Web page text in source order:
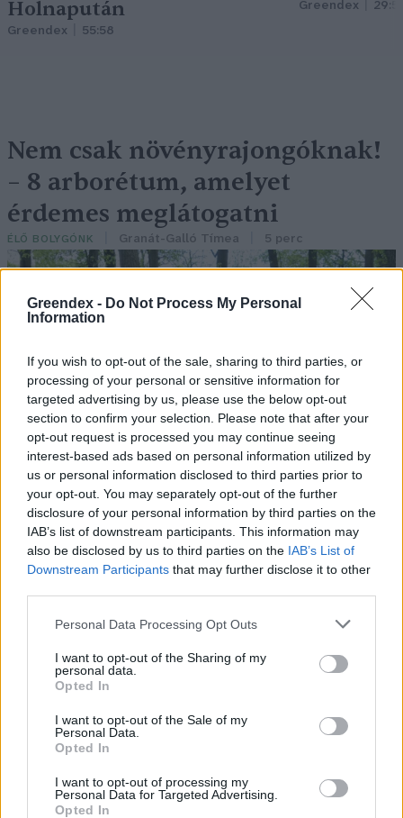
Greendex - Do Not Process My Personal
Information
If you wish to opt-out of the sale, sharing to third parties, or
processing of your personal or sensitive information for
targeted advertising by us, please use the below opt-out
section to confirm your selection. Please note that after your
opt-out request is processed you may continue seeing
interest-based ads based on personal information utilized by
us or personal information disclosed to third parties prior to
your opt-out. You may separately opt-out of the further
disclosure of your personal information by third parties on the
IAB’s list of downstream participants. This information may
also be disclosed by us to third parties on the IAB’s List of
Downstream Participants that may further disclose it to other
Personal Data Processing Opt Outs
I want to opt-out of the Sharing of my
personal data.
Opted In
I want to opt-out of the Sale of my
Personal Data.
Opted In
I want to opt-out of processing my
Personal Data for Targeted Advertising.
Opted In
Holnapután
Greendex 55:58
Greendex
Nem csak növényrajongóknak!
– 8 arborétum, amelyet
érdemes meglátogatni
ÉLŐ BOLYGÓNK Granát-Galló Tímea 5 perc
Magyarország tele van gyönyörű növényekkel, így arborétumokkal
is. A jó idő beköszöntével érdemes minél többet felkeresni.
Születésnapi programokkal várja a
Fővárosi Állatkert